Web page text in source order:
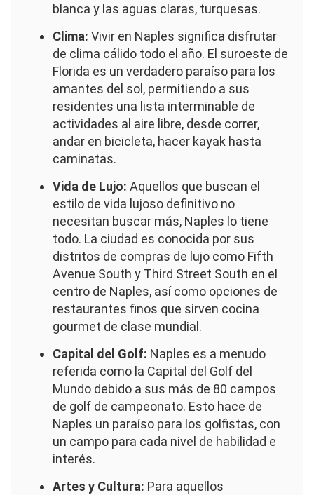
blanca y las aguas claras, turquesas.
Clima: Vivir en Naples significa disfrutar
de clima cálido todo el año. El suroeste de
Florida es un verdadero paraíso para los
amantes del sol, permitiendo a sus
residentes una lista interminable de
actividades al aire libre, desde correr,
andar en bicicleta, hacer kayak hasta
caminatas.
Vida de Lujo: Aquellos que buscan el
estilo de vida lujoso definitivo no
necesitan buscar más, Naples lo tiene
todo. La ciudad es conocida por sus
distritos de compras de lujo como Fifth
Avenue South y Third Street South en el
centro de Naples, así como opciones de
restaurantes finos que sirven cocina
gourmet de clase mundial.
Capital del Golf: Naples es a menudo
referida como la Capital del Golf del
Mundo debido a sus más de 80 campos
de golf de campeonato. Esto hace de
Naples un paraíso para los golfistas, con
un campo para cada nivel de habilidad e
interés.
Artes y Cultura: Para aquellos